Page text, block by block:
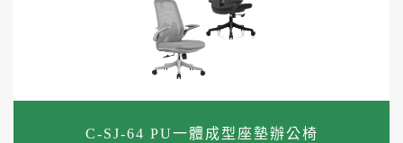
C-SJ-64 PU一體成型座墊辦公椅